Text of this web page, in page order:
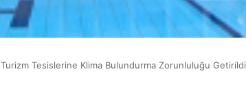
Turizm Tesislerine Klima Bulundurma Zorunluluğu Getirildi